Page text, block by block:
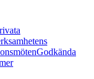
Godkända